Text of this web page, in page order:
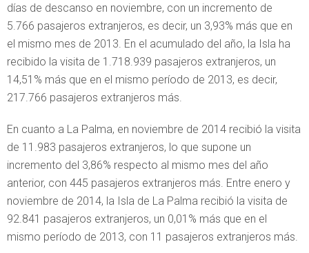
días de descanso en noviembre, con un incremento de
5.766 pasajeros extranjeros, es decir, un 3,93% más que en
el mismo mes de 2013. En el acumulado del año, la Isla ha
recibido la visita de 1.718.939 pasajeros extranjeros, un
14,51% más que en el mismo período de 2013, es decir,
217.766 pasajeros extranjeros más.
En cuanto a La Palma, en noviembre de 2014 recibió la visita
de 11.983 pasajeros extranjeros, lo que supone un
incremento del 3,86% respecto al mismo mes del año
anterior, con 445 pasajeros extranjeros más. Entre enero y
noviembre de 2014, la Isla de La Palma recibió la visita de
92.841 pasajeros extranjeros, un 0,01% más que en el
mismo período de 2013, con 11 pasajeros extranjeros más.